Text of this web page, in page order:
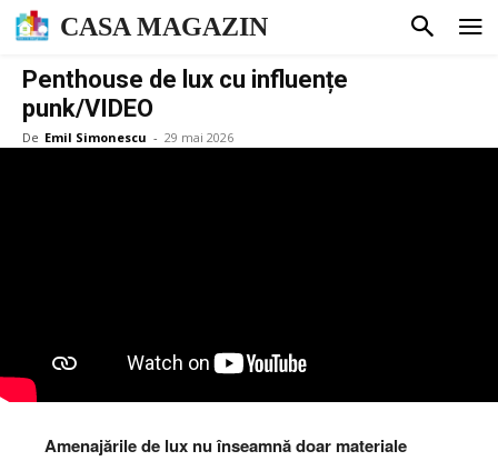
CASA MAGAZIN
Penthouse de lux cu influențe
punk/VIDEO
De Emil Simonescu - 29 mai 2026
Amenajările de lux nu înseamnă doar materiale